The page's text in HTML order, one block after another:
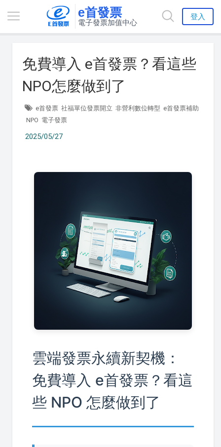
e首發票
電子發票加值中心
登入
免費導入 e首發票？看這些
NPO怎麼做到了
e首發票 社福單位發票開立 非營利數位轉型 e首發票補助
NPO 電子發票
2025/05/27
雲端發票永續新契機：
免費導入 e首發票？看這
些 NPO 怎麼做到了